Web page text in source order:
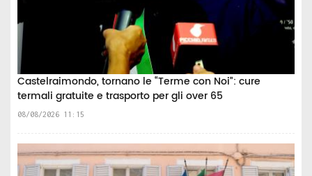
Castelraimondo, tornano le “Terme con Noi”: cure
termali gratuite e trasporto per gli over 65
08/08/2026 11:15